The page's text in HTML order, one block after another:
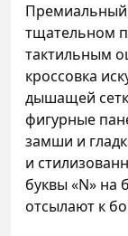
Премиальный
тщательном
тактильным
кроссовка
дышащей
фигурные
замши и
и
буквы «N» на
отсылают к